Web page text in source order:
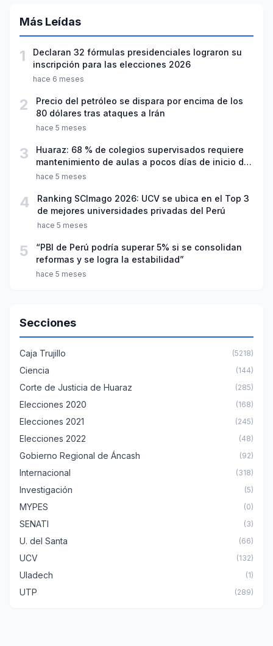
Más Leídas
1
Declaran 32 fórmulas presidenciales lograron su
inscripción para las elecciones 2026
hace 6 meses
2
Precio del petróleo se dispara por encima de los
80 dólares tras ataques a Irán
hace 5 meses
3
Huaraz: 68 % de colegios supervisados requiere
mantenimiento de aulas a pocos días de inicio del
año escolar 2026
hace 5 meses
4
Ranking SCImago 2026: UCV se ubica en el Top 3
de mejores universidades privadas del Perú
hace 5 meses
5
“PBI de Perú podría superar 5% si se consolidan
reformas y se logra la estabilidad”
hace 5 meses
Secciones
Caja Trujillo (5218)
Ciencia (144)
Corte de Justicia de Huaraz (285)
Elecciones 2020 (168)
Elecciones 2021 (245)
Elecciones 2022 (48)
Gobierno Regional de Áncash (92)
Internacional (318)
Investigación (5)
MYPES (0)
SENATI (3)
U. del Santa (66)
UCV (132)
Uladech (1)
UTP (289)